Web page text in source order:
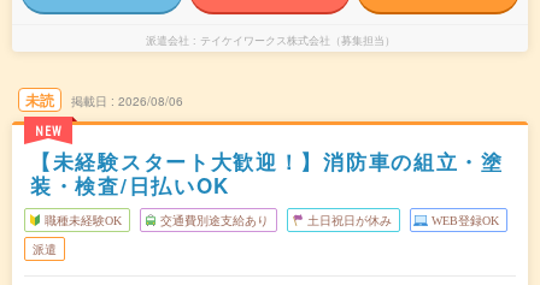
派遣会社 テイケイワークス株式会社（募集担当）
未読
NEW
掲載日 2026/08/06
【未経験スタート大歓迎！】消防車の組立・塗
装・検査/日払いOK
職種未経験OK 交通費別途支給あり 土日祝日が休み WEB登録OK
派遣